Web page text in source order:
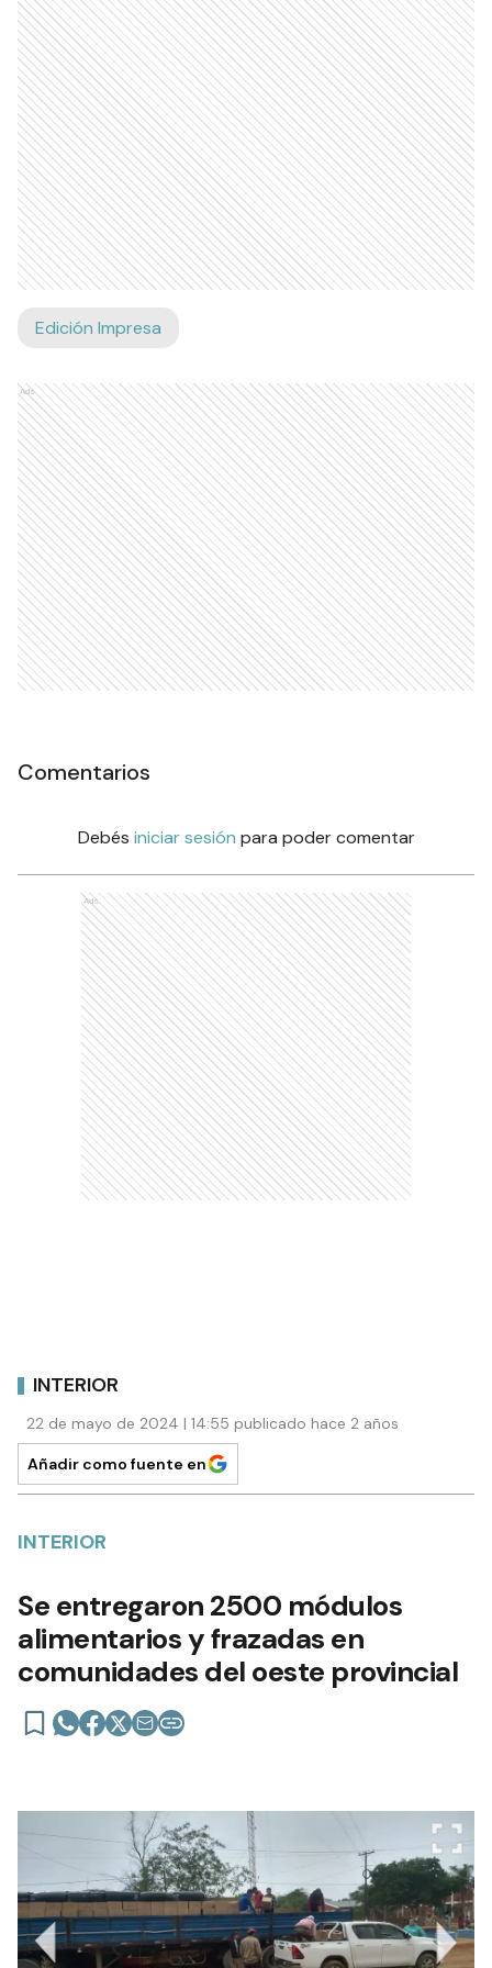
Edición Impresa
Ads
Comentarios
Debés iniciar sesión para poder comentar
Ads
INTERIOR
22 de mayo de 2024 | 14:55 publicado hace 2 años
Añadir como fuente en
INTERIOR
Se entregaron 2500 módulos
alimentarios y frazadas en
comunidades del oeste provincial